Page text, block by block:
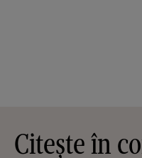
Citește în